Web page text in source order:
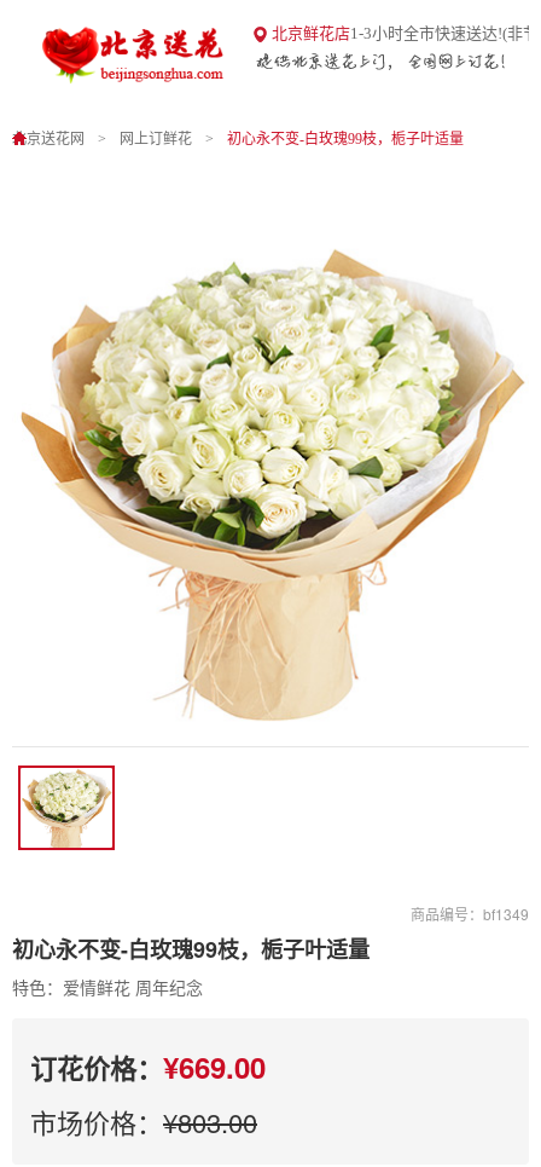
北京送花网
北京鲜花店1-3小时全市快速送达!(非
北京送花网 网上订鲜花 初心永不变-白玫瑰99枝，栀子叶适量
商品编号：bf1349
初心永不变-白玫瑰99枝，栀子叶适量
特色：爱情鲜花 周年纪念
订花价格： ¥669.00
市场价格： ¥803.00